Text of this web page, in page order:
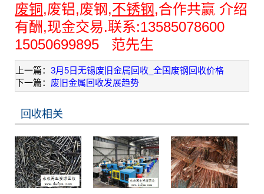
废铜,废铝,废钢,不锈钢,合作共赢 介绍
有酬,现金交易.联系:13585078600
15050699895 范先生
上一篇： 3月5日无锡废旧金属回收_全国废钢回收价格
下一篇： 废旧金属回收发展趋势
回收相关